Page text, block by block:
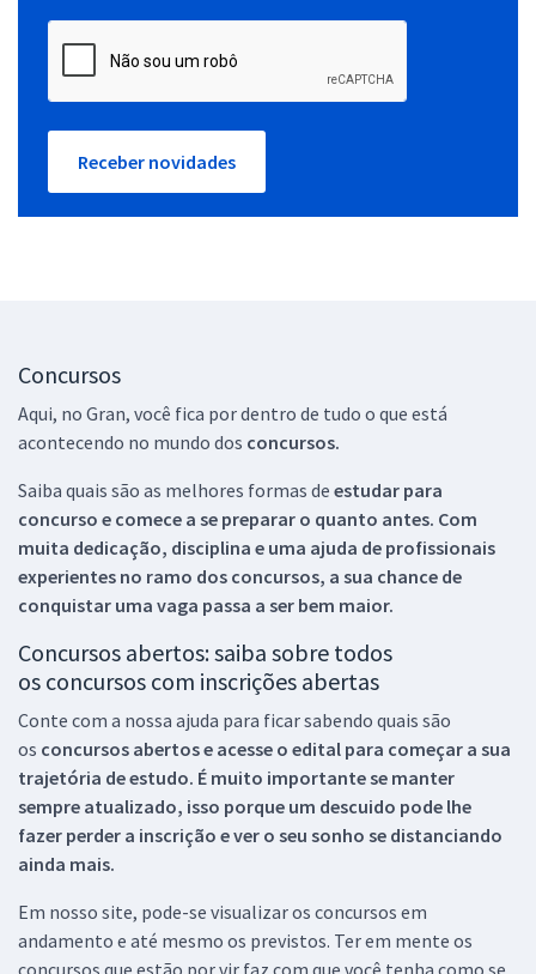
Receber novidades
Concursos
Aqui, no Gran, você fica por dentro de tudo o que está
acontecendo no mundo dos concursos.
Saiba quais são as melhores formas de estudar para
concurso e comece a se preparar o quanto antes. Com
muita dedicação, disciplina e uma ajuda de profissionais
experientes no ramo dos concursos, a sua chance de
conquistar uma vaga passa a ser bem maior.
Concursos abertos: saiba sobre todos
os concursos com inscrições abertas
Conte com a nossa ajuda para ficar sabendo quais são
os concursos abertos e acesse o edital para começar a sua
trajetória de estudo. É muito importante se manter
sempre atualizado, isso porque um descuido pode lhe
fazer perder a inscrição e ver o seu sonho se distanciando
ainda mais.
Em nosso site, pode-se visualizar os concursos em
andamento e até mesmo os previstos. Ter em mente os
concursos que estão por vir faz com que você tenha como se